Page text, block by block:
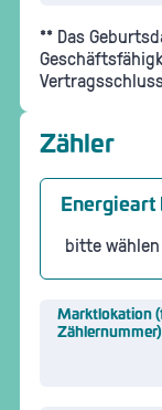
** Das
Zähler
Energieart
Marktlokation
Zählernummer)